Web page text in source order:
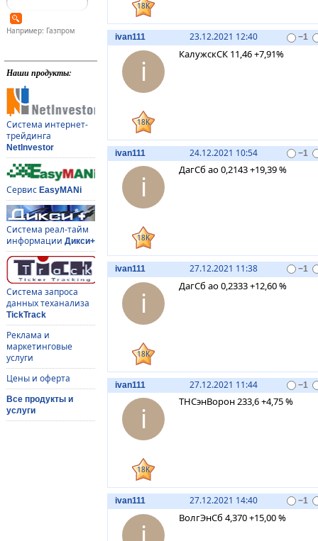
Например: Газпром
Наши продукты:
Система интернет-
трейдинга
NetInvestor
Сервис EasyMANi
Система реал-тайм
информации Дикси+
Система запроса
данных теханализа
TickTrack
Реклама и
маркетинговые
услуги
Цены и оферта
Все продукты и
услуги
18K
ivan111 23.12.2021 12:40 −1
i
18K
КалужскСК 11,46 +7,91%
ivan111 24.12.2021 10:54 −1
i
18K
ДагСб ао 0,2143 +19,39 %
ivan111 27.12.2021 11:38 −1
i
18K
ДагСб ао 0,2333 +12,60 %
ivan111 27.12.2021 11:44 −1
i
18K
ТНСэнВорон 233,6 +4,75 %
ivan111 27.12.2021 14:40 −1
ВолгЭнСб 4,370 +15,00 %